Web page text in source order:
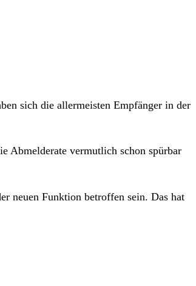
sich die allermeisten Empfänger in der
Abmelderate vermutlich schon spürbar
neuen Funktion betroffen sein. Das hat